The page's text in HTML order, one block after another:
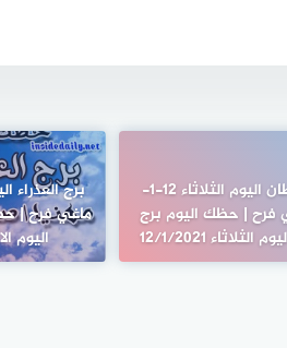
برج السرطان اليوم الثلاثاء 12-1-
فرح | حظك اليوم برج
12/1/2021
ماغي فرح |
اليوم الاحد